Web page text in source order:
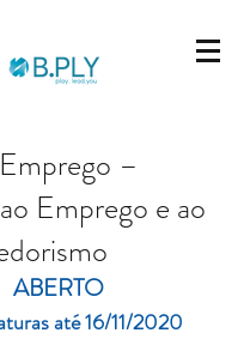
–
Emprego e ao
ABERTO
até 16/11/2020